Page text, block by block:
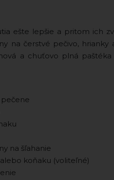
ešte lepšie a pritom ich
na čerstvé pečivo, hrianky
a chuťovo plná
na šľahanie
koňaku (voliteľné)